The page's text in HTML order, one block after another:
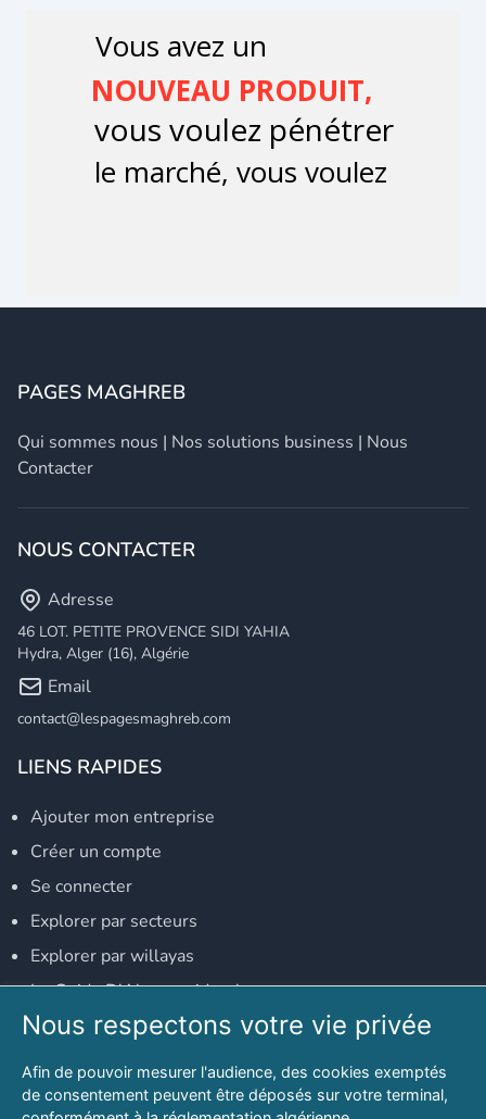
PAGES MAGHREB
Qui sommes nous | Nos solutions business | Nous
Contacter
NOUS CONTACTER
Adresse
46 LOT. PETITE PROVENCE SIDI YAHIA
Hydra, Alger (16), Algérie
Email
contact@lespagesmaghreb.com
LIENS RAPIDES
Ajouter mon entreprise
Créer un compte
Se connecter
Explorer par secteurs
Explorer par willayas
Le Guide D'Alger, guide-alger.com
NOS RÉSEAUX SOCIAUX
Notre page Facebook
Nous respectons votre vie privée
Afin de pouvoir mesurer l'audience, des cookies exemptés
de consentement peuvent être déposés sur votre terminal,